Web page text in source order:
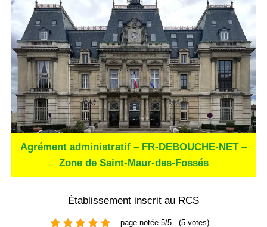
Agrément administratif – FR-DEBOUCHE-NET –
Zone de Saint-Maur-des-Fossés
Établissement inscrit au RCS
page notée 5/5 - (5 votes)